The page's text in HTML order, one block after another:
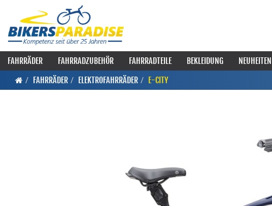
FAHRRÄDER FAHRRADZUBEHÖR FAHRRADTEILE BEKLEIDUNG NEUHEITEN
FAHRRÄDER
ELEKTROFAHRRÄDER E-CITY